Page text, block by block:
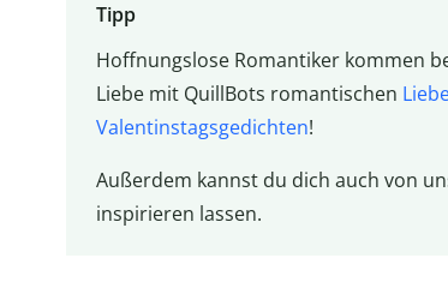
Tipp
Hoffnungslose Romantiker kommen
Liebe mit QuillBots romantischen
Valentinstagsgedichten!
Außerdem kannst du dich auch von
inspirieren lassen.